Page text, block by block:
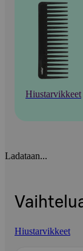
Hiustarvikkeet
Ladataan...
Hiustarvikkeet